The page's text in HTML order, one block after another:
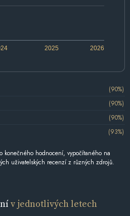
2026
2025
(90%)
(90%)
(90%)
(93%)
konečného hodnocení, vypočítaného na
uživatelských recenzí z různých zdrojů.
v jednotlivých letech